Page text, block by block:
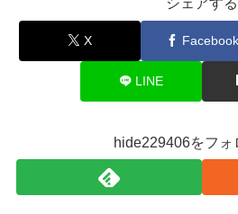
X Facebook
LINE
hide229406をフォ